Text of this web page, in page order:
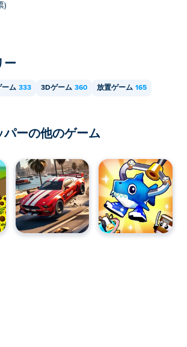
Simulatorを無料でプレイでき
レットなどのモバイル端末でもプレイ
)
ー
ーム 333 3Dゲーム 360 放置ゲーム 165
パーの他のゲーム